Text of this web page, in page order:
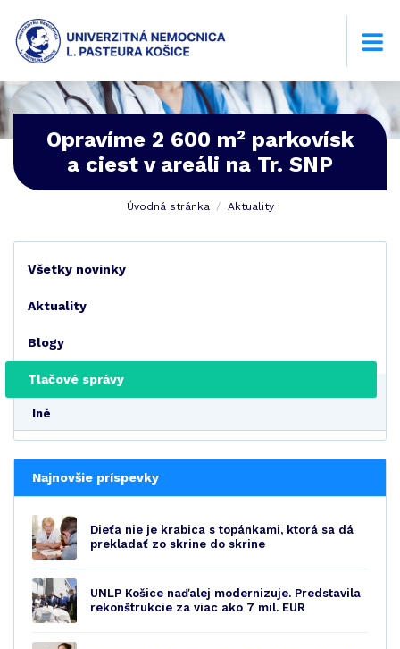
Opravíme 2 600 m² parkovísk
a ciest v areáli na Tr. SNP
Úvodná stránka Aktuality
Všetky novinky
Aktuality
Blogy
Tlačové správy
Iné
Najnovšie príspevky
Dieťa nie je krabica s topánkami, ktorá sa dá
prekladať zo skrine do skrine
UNLP Košice naďalej modernizuje. Predstavila
rekonštrukcie za viac ako 7 mil. EUR